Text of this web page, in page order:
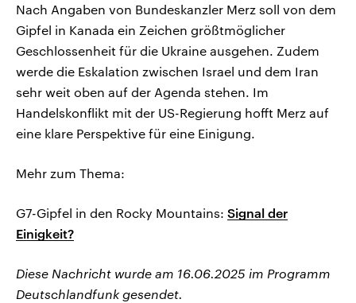
Nach Angaben von Bundeskanzler Merz soll von dem
Gipfel in Kanada ein Zeichen größtmöglicher
Geschlossenheit für die Ukraine ausgehen. Zudem
werde die Eskalation zwischen Israel und dem Iran
sehr weit oben auf der Agenda stehen. Im
Handelskonflikt mit der US-Regierung hofft Merz auf
eine klare Perspektive für eine Einigung.
Mehr zum Thema:
G7-Gipfel in den Rocky Mountains: Signal der
Einigkeit?
Diese Nachricht wurde am 16.06.2025 im Programm
Deutschlandfunk gesendet.